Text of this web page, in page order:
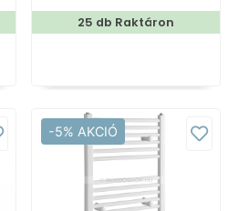
25 db Raktáron
-5% AKCIÓ